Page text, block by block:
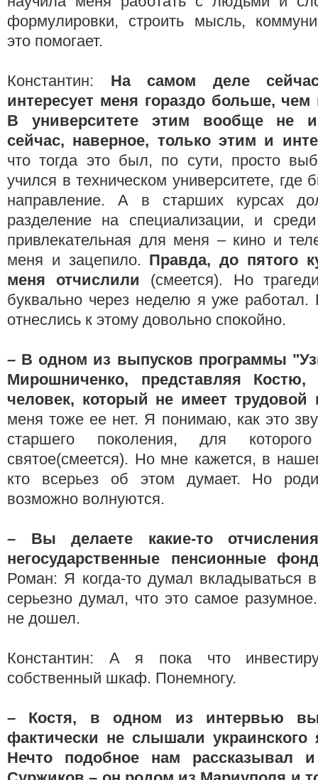
формулировки, строить мысль,
это помогает.
Константин: На самом деле сейчас
интересует меня гораздо больше,
В университете этим вообще не
сейчас, наверное, только этим и
что тогда это был, по сути, просто
учился в техническом университете, где
направление. А в старших курсах
разделение на специализации, и
привлекательная для меня – кино и
меня и зацепило. Правда, до пятого
меня отчислили (смеется). Но
буквально через неделю я уже работал.
отнеслись к этому довольно спокойно.
– В одном из выпусков программы
Мирошниченко, представляя Костю,
человек, который не имеет
меня тоже ее нет. Я понимаю, как это
старшего поколения, для
святое(смеется). Но мне кажется, в
кто всерьез об этом думает. Но
возможно волнуются.
– Вы делаете какие-то
негосударственные пенсионные
Роман: Я когда-то думал вкладываться
серьезно думал, что это самое
не дошел.
Константин: А я пока что
собственный шкаф. Понемногу.
– Костя, в одном из интервью
фактически не слышали украинского
Нечто подобное нам рассказывал